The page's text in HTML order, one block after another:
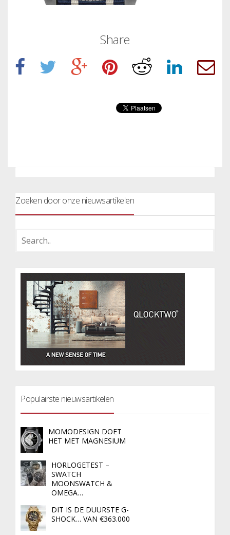
Share
Zoeken door onze nieuwsartikelen
Populairste nieuwsartikelen
MOMODESIGN DOET
HET MET MAGNESIUM
HORLOGETEST –
SWATCH
MOONSWATCH &
OMEGA…
DIT IS DE DUURSTE G-
SHOCK… VAN €363.000